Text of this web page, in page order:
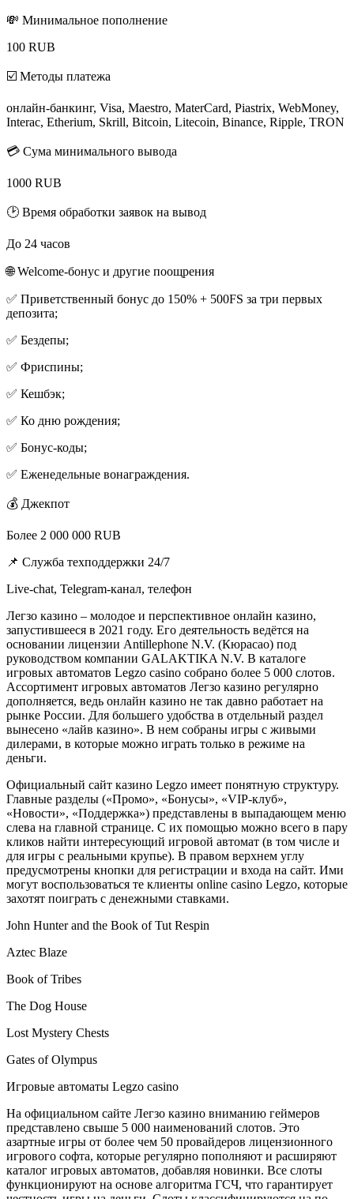
💸 Минимальное пополнение
100 RUB
☑️ Методы платежа
онлайн-банкинг, Visa, Maestro, MaterCard, Piastrix, WebMoney,
Interac, Etherium, Skrill, Bitcoin, Litecoin, Binance, Ripple, TRON
💳 Сума минимального вывода
1000 RUB
🕑 Время обработки заявок на вывод
До 24 часов
🌐 Welcome-бонус и другие поощрения
✅ Приветственный бонус до 150% + 500FS за три первых
депозита;
✅ Бездепы;
✅ Фриспины;
✅ Кешбэк;
✅ Ко дню рождения;
✅ Бонус-коды;
✅ Еженедельные вонаграждения.
💰 Джекпот
Более 2 000 000 RUB
📌 Служба техподдержки 24/7
Live-chat, Telegram-канал, телефон
Легзо казино – молодое и перспективное онлайн казино,
запустившееся в 2021 году. Его деятельность ведётся на
основании лицензии Antillephone N.V. (Кюрасао) под
руководством компании GALAKTIKA N.V. В каталоге
игровых автоматов Legzo casino собрано более 5 000 слотов.
Ассортимент игровых автоматов Легзо казино регулярно
дополняется, ведь онлайн казино не так давно работает на
рынке России. Для большего удобства в отдельный раздел
вынесено «лайв казино». В нем собраны игры с живыми
дилерами, в которые можно играть только в режиме на
деньги.
Официальный сайт казино Legzo имеет понятную структуру.
Главные разделы («Промо», «Бонусы», «VIP-клуб»,
«Новости», «Поддержка») представлены в выпадающем меню
слева на главной странице. С их помощью можно всего в пару
кликов найти интересующий игровой автомат (в том числе и
для игры с реальными крупье). В правом верхнем углу
предусмотрены кнопки для регистрации и входа на сайт. Ими
могут воспользоваться те клиенты online casino Legzo, которые
захотят поиграть с денежными ставками.
John Hunter and the Book of Tut Respin
Aztec Blaze
Book of Tribes
The Dog House
Lost Mystery Chests
Gates of Olympus
Игровые автоматы Legzo casino
На официальном сайте Легзо казино вниманию геймеров
представлено свыше 5 000 наименований слотов. Это
азартные игры от более чем 50 провайдеров лицензионного
игрового софта, которые регулярно пополняют и расширяют
каталог игровых автоматов, добавляя новинки. Все слоты
функционируют на основе алгоритма ГСЧ, что гарантирует